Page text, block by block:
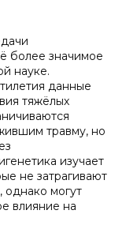
более значимое
науке.
данные
тяжёлых
травму, но
изучает
не затрагивают
могут
влияние на